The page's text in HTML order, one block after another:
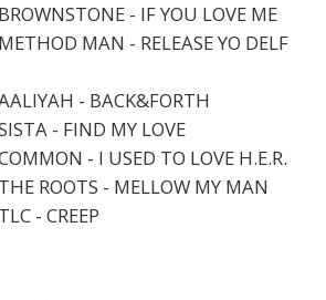
- IF YOU LOVE ME
MAN - RELEASE YO DELF
- BACK&FORTH
- FIND MY LOVE
- I USED TO LOVE H.E.R.
ROOTS - MELLOW MY MAN
- CREEP